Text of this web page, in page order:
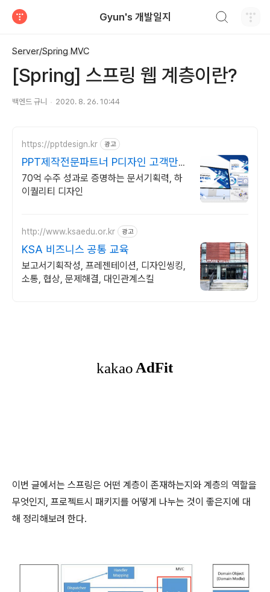
Gyun's 개발일지
Server/Spring MVC
[Spring] 스프링 웹 계층이란?
백엔드 규니 2020. 8. 26. 10:44
https://pptdesign.kr 광고
PPT제작전문파트너 P디자인 고객만족
도100%로 보답하는
70억 수주 성과로 증명하는 문서기획력, 하
이퀄리티 디자인
http://www.ksaedu.or.kr 광고
KSA 비즈니스 공통 교육
보고서기획작성, 프레젠테이션, 디자인씽킹,
소통, 협상, 문제해결, 대인관계스킬
이번 글에서는 스프링은 어떤 계층이 존재하는지와 계층의 역할을
무엇인지, 프로젝트시 패키지를 어떻게 나누는 것이 좋은지에 대
해 정리해보려 한다.